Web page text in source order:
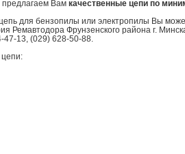
Вам качественные цепи по
для бензопилы или электропилы Вы
Ремавтодора Фрунзенского района г.
47-13, (029) 628-50-88.